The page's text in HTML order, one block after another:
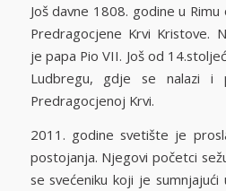
Još davne 1808. godine u
Predragocjene Krvi Kristove.
je papa Pio VII. Još od
Ludbregu, gdje se nalazi i
Predragocjenoj Krvi.
2011. godine svetište je
postojanja. Njegovi početci
se svećeniku koji je